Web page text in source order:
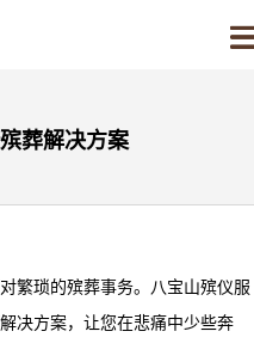
葬解决方案
繁琐的殡葬事务。
八宝山殡仪服
决方案，让您在悲痛中少些奔